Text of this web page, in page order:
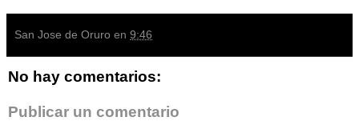
San Jose de Oruro en 9:46
No hay comentarios:
Publicar un comentario